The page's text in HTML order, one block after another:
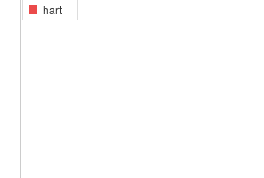
hart